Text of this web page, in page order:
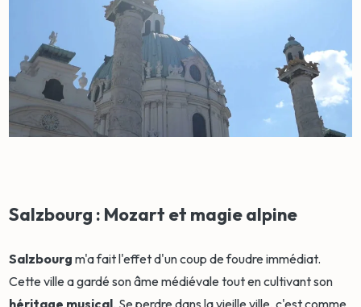
Salzbourg : Mozart et magie alpine
Salzbourg m'a fait l'effet d'un coup de foudre immédiat.
Cette ville a gardé son âme médiévale tout en cultivant son
héritage musical. Se perdre dans la vieille ville, c'est comme